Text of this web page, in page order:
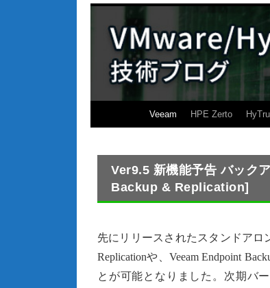
Veeam HPE Zerto
Ver9.5 新機能予告 バック
Backup & Replication]
先にリリースされたスタンドアロ
Replicationや、Veeam Endpoint
とが可能となりました。次期バ